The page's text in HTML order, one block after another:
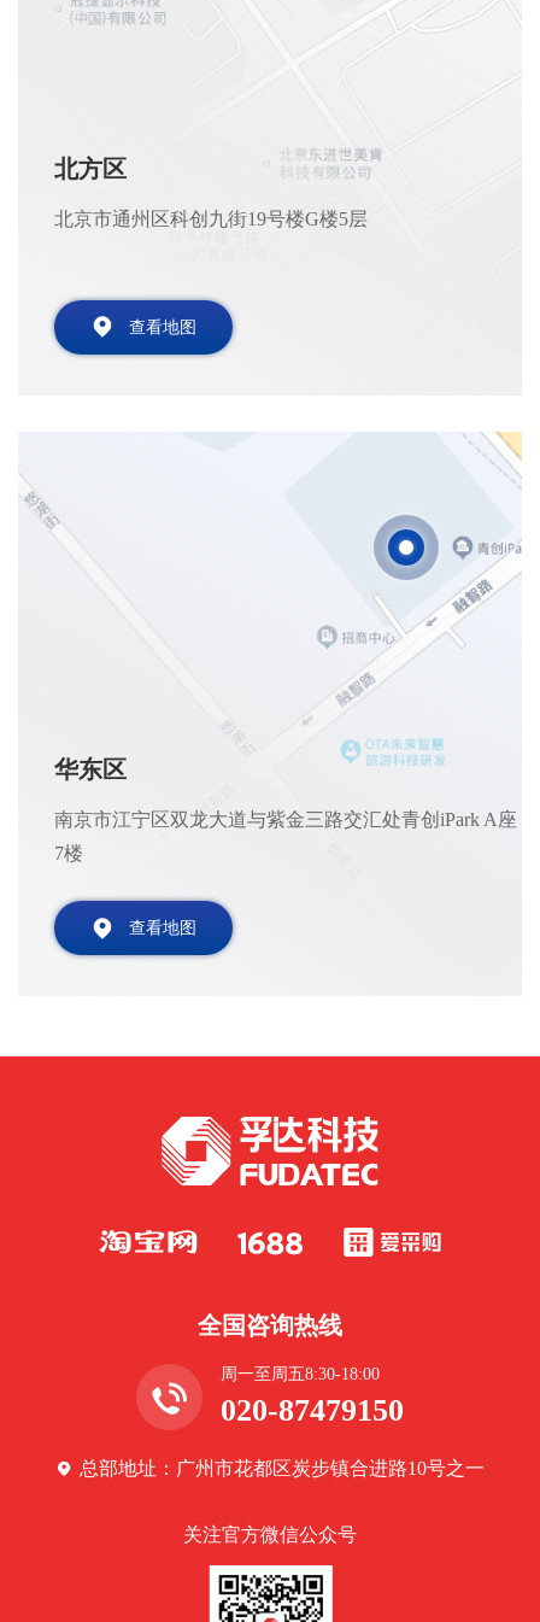
北方区
北京市通州区科创九街19号楼G楼5层
查看地图
华东区
南京市江宁区双龙大道与紫金三路交汇处青创iPark A座
7楼
查看地图
全国咨询热线
周一至周五8:30-18:00
020-87479150
总部地址：广州市花都区炭步镇合进路10号之一
关注官方微信公众号